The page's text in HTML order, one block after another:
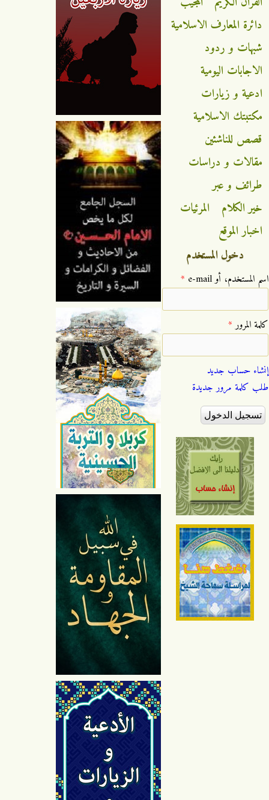
دائرة المعارف الاسلامية
شبهات و ردود
الاجابات اليومية
ادعية و زيارات
مكتبتك الاسلامية
قصص للناشئين
مقالات و دراسات
طرائف و عبر
خير الكلام
المرئيات
اخبار الموقع
دخول المستخدم
‏اسم المستخدم، أو e-mail ‏ *
‏كلمة المرور ‏*
إنشاء حساب جديد
طلب كلمة مرور جديدة